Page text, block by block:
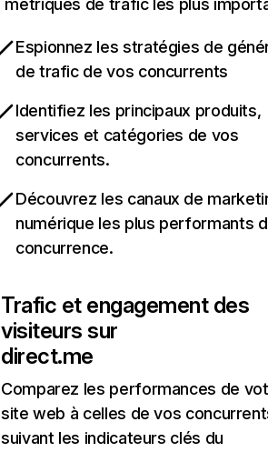
métriques de trafic les plus
Espionnez les stratégies de
de trafic de vos concurrents
Identifiez les principaux produits,
services et catégories de vos
concurrents.
Découvrez les canaux de
numérique les plus performants
concurrence.
Trafic et engagement des
visiteurs sur
direct.me
Comparez les performances de
site web à celles de vos
suivant les indicateurs clés du